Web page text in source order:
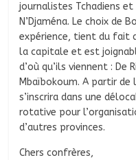
journalistes Tchadiens
N’Djaména. Le choix de
expérience, tient du fait
la capitale et est
d’où qu’ils viennent : De
Mbaïbokoum. A partir de
s’inscrira dans une
rotative pour
d’autres provinces.
Chers confrères,